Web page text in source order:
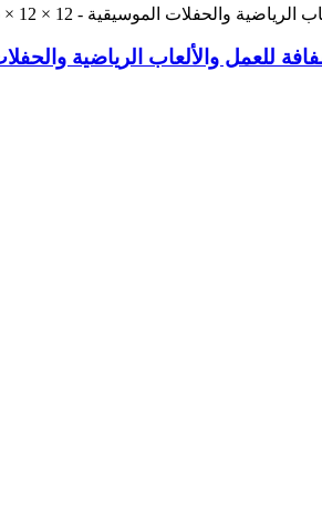
للعمل والألعاب الرياضية